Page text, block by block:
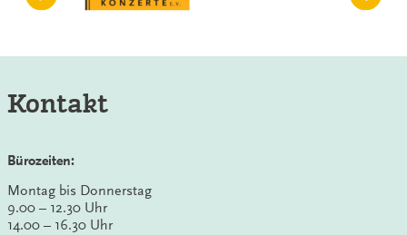
Kontakt
Bürozeiten:
Montag bis Donnerstag
9.00 – 12.30 Uhr
14.00 – 16.30 Uhr